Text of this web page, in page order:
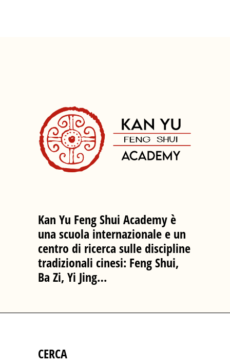
Kan Yu Feng Shui Academy è
una scuola internazionale e un
centro di ricerca sulle discipline
tradizionali cinesi: Feng Shui,
Ba Zi, Yi Jing…
CERCA